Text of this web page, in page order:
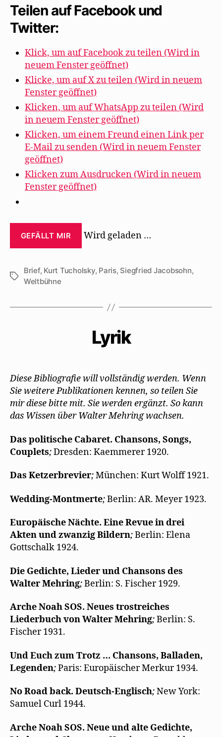
Teilen auf Facebook und
Twitter:
Klick, um auf Facebook zu teilen (Wird in
neuem Fenster geöffnet)
Klicke, um auf X zu teilen (Wird in neuem
Fenster geöffnet)
Klicken, um auf WhatsApp zu teilen (Wird
in neuem Fenster geöffnet)
Klicken, um einem Freund einen Link per
E-Mail zu senden (Wird in neuem Fenster
geöffnet)
Klicken zum Ausdrucken (Wird in neuem
Fenster geöffnet)
GEFÄLLT MIR Wird geladen …
Schlagwörter
Brief, Kurt Tucholsky, Paris, Siegfried Jacobsohn,
Weltbühne
Lyrik
Diese Bibliografie will vollständig werden. Wenn
Sie weitere Publikationen kennen, so teilen Sie
mir diese bitte mit. Sie werden ergänzt. So kann
das Wissen über Walter Mehring wachsen.
Das politische Cabaret. Chansons, Songs,
Couplets;Dresden: Kaemmerer 1920.
Das Ketzerbrevier;München: Kurt Wolff 1921.
Wedding-Montmerte;Berlin: AR. Meyer 1923.
Europäische Nächte. Eine Revue in drei
Akten und zwanzig Bildern;Berlin: Elena
Gottschalk 1924.
Die Gedichte, Lieder und Chansons des
Walter Mehring;Berlin: S. Fischer 1929.
Arche Noah SOS. Neues trostreiches
Liederbuch von Walter Mehring;Berlin: S.
Fischer 1931.
Und Euch zum Trotz … Chansons, Balladen,
Legenden;Paris: Europäischer Merkur 1934.
No Road back. Deutsch-Englisch;New York:
Samuel Curl 1944.
Arche Noah SOS. Neue und alte Gedichte,